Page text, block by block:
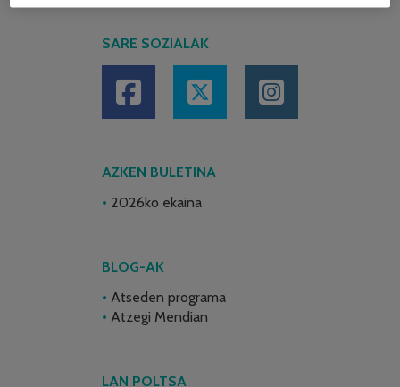
SARE SOZIALAK
AZKEN BULETINA
2026ko ekaina
BLOG-AK
Atseden programa
Atzegi Mendian
LAN POLTSA